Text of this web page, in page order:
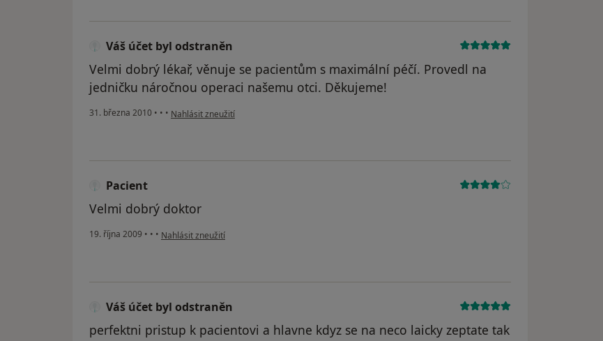
Váš účet byl odstraněn
Velmi dobrý lékař, věnuje se pacientům s maximální péčí. Provedl na
jedničku náročnou operaci našemu otci. Děkujeme!
31. března 2010 • • • podle názoru uživatele Váš účet byl odstraněn
Nahlásit zneužití
Pacient
Velmi dobrý doktor
19. října 2009 • • • podle názoru uživatele Pacient
Nahlásit zneužití
Váš účet byl odstraněn
perfektni pristup k pacientovi a hlavne kdyz se na neco laicky zeptate tak